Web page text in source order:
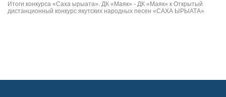
Итоги конкурса «Саха ырыата». ДК «Маяк» - ДК «Маяк» к Открытый
дистанционный конкурс якутских народных песен «САХА ЫРЫАТА»